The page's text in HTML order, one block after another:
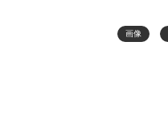
画像